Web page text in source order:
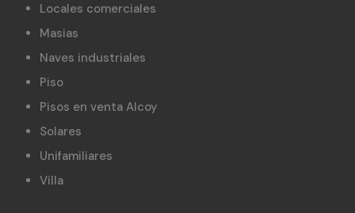
Locales comerciales
Masias
Naves industriales
Piso
Pisos en venta Alcoy
Solares
Unifamiliares
Villa